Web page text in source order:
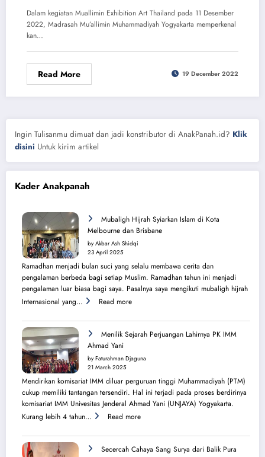
Dalam kegiatan Muallimin Exhibition Art Thailand pada 11 Desember
2022, Madrasah Mu’allimin Muhammadiyah Yogyakarta memperkenal
kan…
Read More 19 December 2022
Ingin Tulisanmu dimuat dan jadi konstributor di AnakPanah.id? Klik
disini Untuk kirim artikel
Kader Anakpanah
Mubaligh Hijrah Syiarkan Islam di Kota
Melbourne dan Brisbane
by Akbar Ash Shidqi
23 April 2025
Ramadhan menjadi bulan suci yang selalu membawa cerita dan
pengalaman berbeda bagi setiap Muslim. Ramadhan tahun ini menjadi
pengalaman luar biasa bagi saya. Pasalnya saya mengikuti mubaligh hijrah
Internasional yang…
Read more:
Hijrah
Syiarkan
di
Melbourne
dan
Brisbane
Menilik Sejarah Perjuangan Lahirnya PK IMM
Ahmad Yani
by Faturahman Djaguna
21 March 2025
Mendirikan komisariat IMM diluar perguruan tinggi Muhammadiyah (PTM)
cukup memiliki tantangan tersendiri. Hal ini terjadi pada proses berdirinya
komisariat IMM Univesitas Jenderal Ahmad Yani (UNJAYA) Yogyakarta.
Kurang lebih 4 tahun…
Read more:
Sejarah
Perjuangan
Secercah Cahaya Sang Surya dari Balik Pura